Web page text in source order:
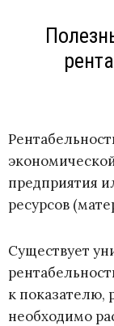
предприятия
ресурсов
Существует
к показателю,
необходимо